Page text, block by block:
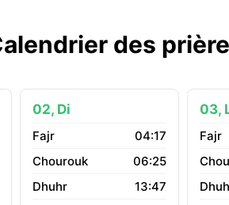
des
02, Di
04:17
06:25
13:47
03,